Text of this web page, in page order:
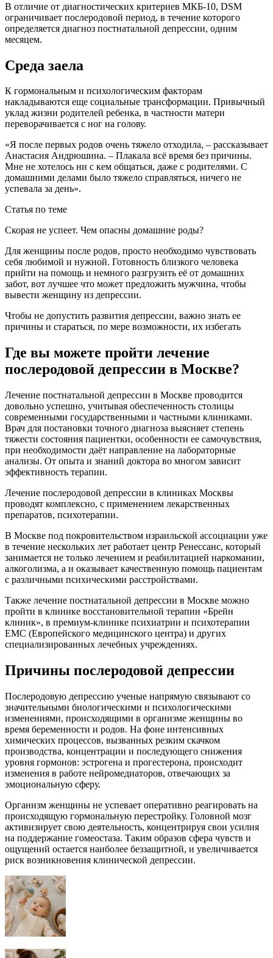
В отличие от диагностических критериев МКБ-10, DSM
ограничивает послеродовой период, в течение которого
определяется диагноз постнатальной депрессии, одним
месяцем.
Среда заела
К гормональным и психологическим факторам
накладываются еще социальные трансформации. Привычный
уклад жизни родителей ребенка, в частности матери
переворачивается с ног на голову.
«Я после первых родов очень тяжело отходила, – рассказывает
Анастасия Андрюшина. – Плакала всё время без причины.
Мне не хотелось ни с кем общаться, даже с родителями. С
домашними делами было тяжело справляться, ничего не
успевала за день».
Статья по теме
Скорая не успеет. Чем опасны домашние роды?
Для женщины после родов, просто необходимо чувствовать
себя любимой и нужной. Готовность близкого человека
прийти на помощь и немного разгрузить её от домашних
забот, вот лучшее что может предложить мужчина, чтобы
вывести женщину из депрессии.
Чтобы не допустить развития депрессии, важно знать ее
причины и стараться, по мере возможности, их избегать
Где вы можете пройти лечение
послеродовой депрессии в Москве?
Лечение постнатальной депрессии в Москве проводится
довольно успешно, учитывая обеспеченность столицы
современными государственными и частными клиниками.
Врач для постановки точного диагноза выясняет степень
тяжести состояния пациентки, особенности ее самочувствия,
при необходимости даёт направление на лабораторные
анализы. От опыта и знаний доктора во многом зависит
эффективность терапии.
Лечение послеродовой депрессии в клиниках Москвы
проводят комплексно, с применением лекарственных
препаратов, психотерапии.
В Москве под покровительством израильской ассоциации уже
в течение нескольких лет работает центр Ренессанс, который
занимается не только лечением и реабилитацией наркомании,
алкоголизма, а и оказывает качественную помощь пациентам
с различными психическими расстройствами.
Также лечение постнатальной депрессии в Москве можно
пройти в клинике восстановительной терапии «Брейн
клиник», в премиум-клинике психиатрии и психотерапии
ЕМС (Европейского медицинского центра) и других
специализированных лечебных учреждениях.
Причины послеродовой депрессии
Послеродовую депрессию ученые напрямую связывают со
значительными биологическими и психологическими
изменениями, происходящими в организме женщины во
время беременности и родов. На фоне интенсивных
химических процессов, вызванных резким скачком
производства, концентрации и последующего снижения
уровня гормонов: эстрогена и прогестерона, происходит
изменения в работе нейромедиаторов, отвечающих за
эмоциональную сферу.
Организм женщины не успевает оперативно реагировать на
происходящую гормональную перестройку. Головной мозг
активизирует свою деятельность, концентрируя свои усилия
на поддержание гомеостаза. Таким образов сфера чувств и
ощущений остается наиболее беззащитной, и увеличивается
риск возникновения клинической депрессии.